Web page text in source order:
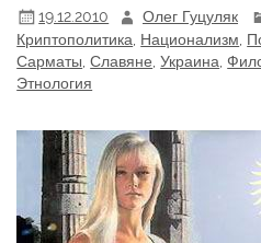
19.12.2010 Олег Гуцуляк
Криптополитика Национализм
Сарматы ,Славяне ,Украина ,
Этнология